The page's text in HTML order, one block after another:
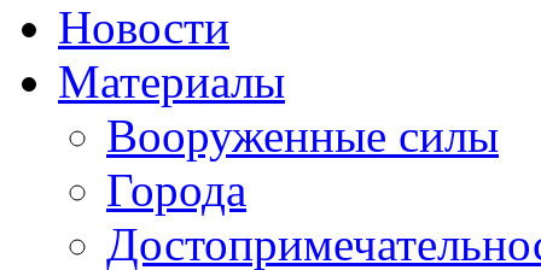
Новости
Материалы
Вооруженные силы
Города